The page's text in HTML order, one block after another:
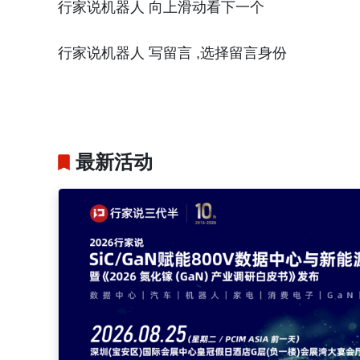
行家说机器人 向上滑动看下一个
行家说机器人 写留言 ,选择留言身份
最新活动